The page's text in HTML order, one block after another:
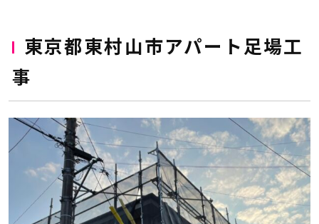
東京都東村山市アパート足場工
事